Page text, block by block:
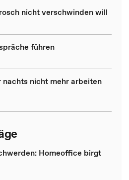
nicht verschwinden will
führen
nicht mehr arbeiten
Homeoffice birgt